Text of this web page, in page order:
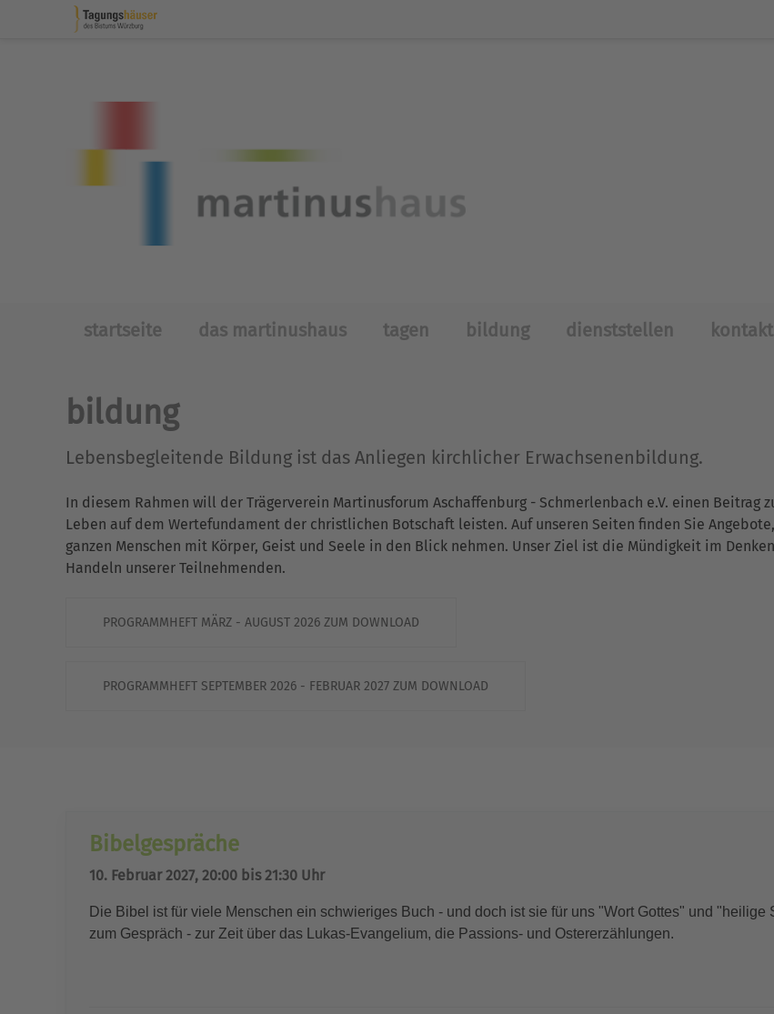
startseite das martinushaus tagen bildung dienststellen kontakt
bildung
Lebensbegleitende Bildung ist das Anliegen kirchlicher Erwachsenenbildung.
In diesem Rahmen will der Trägerverein Martinusforum Aschaffenburg - Schmerlenbach e.V. einen Beitrag
Leben auf dem Wertefundament der christlichen Botschaft leisten. Auf unseren Seiten finden Sie
ganzen Menschen mit Körper, Geist und Seele in den Blick nehmen. Unser Ziel ist die Mündigkeit im
Handeln unserer Teilnehmenden.
PROGRAMMHEFT MÄRZ - AUGUST 2026 ZUM DOWNLOAD
PROGRAMMHEFT SEPTEMBER 2026 - FEBRUAR 2027 ZUM DOWNLOAD
Bibelgespräche
10. Februar 2027, 20:00 bis 21:30 Uhr
Die Bibel ist für viele Menschen ein schwieriges Buch - und doch ist sie für uns "Wort Gottes" und
zum Gespräch - zur Zeit über das Lukas-Evangelium, die Passions- und Ostererzählungen.